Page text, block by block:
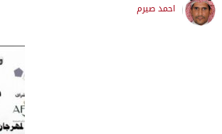
احمد صيرم